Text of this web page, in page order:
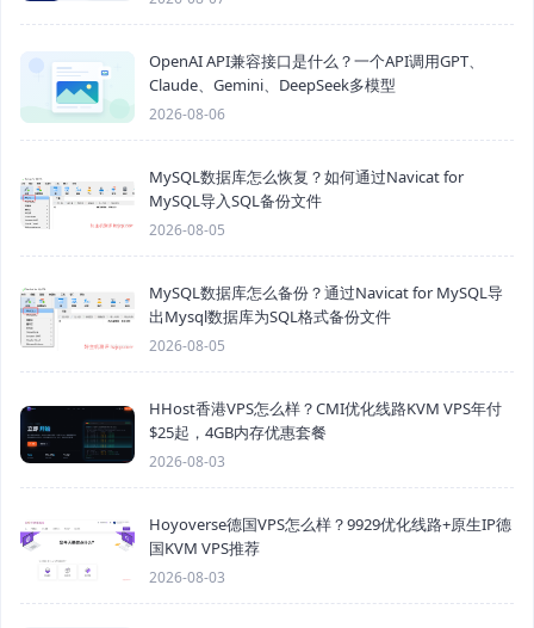
OpenAI API兼容接口是什么？一个API调用GPT、
Claude、Gemini、DeepSeek多模型
2026-08-06
MySQL数据库怎么恢复？如何通过Navicat for
MySQL导入SQL备份文件
2026-08-05
MySQL数据库怎么备份？通过Navicat for MySQL导
出Mysql数据库为SQL格式备份文件
2026-08-05
HHost香港VPS怎么样？CMI优化线路KVM VPS年付
$25起，4GB内存优惠套餐
2026-08-03
Hoyoverse德国VPS怎么样？9929优化线路+原生IP德
国KVM VPS推荐
2026-08-03